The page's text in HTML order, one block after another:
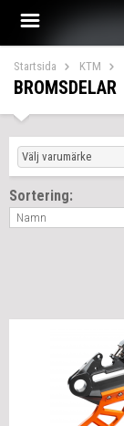
Startsida KTM
BROMSDELAR
Välj varumärke
Sortering: